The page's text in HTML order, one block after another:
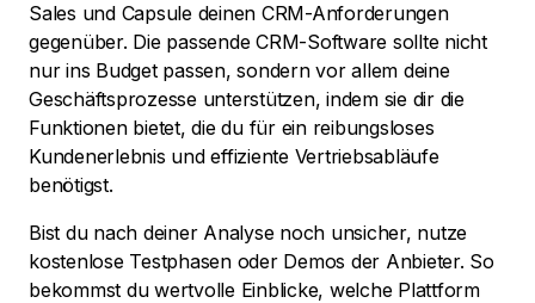
Sales und Capsule deinen CRM-Anforderungen
gegenüber. Die passende CRM-Software sollte nicht
nur ins Budget passen, sondern vor allem deine
Geschäftsprozesse unterstützen, indem sie dir die
Funktionen bietet, die du für ein reibungsloses
Kundenerlebnis und effiziente Vertriebsabläufe
benötigst.
Bist du nach deiner Analyse noch unsicher, nutze
kostenlose Testphasen oder Demos der Anbieter. So
bekommst du wertvolle Einblicke, welche Plattform